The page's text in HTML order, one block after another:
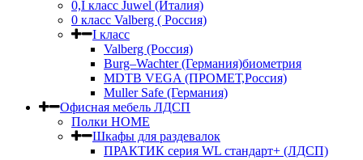
0,I класс Juwel (Италия)
0 класс Valberg ( Россия)
I класс
Valberg (Россия)
Burg–Wachter (Германия)биометрия
MDTB VEGA (ПРОМЕТ,Россия)
Muller Safe (Германия)
Офисная мебель ЛДСП
Полки HOME
Шкафы для раздевалок
ПРАКТИК серия WL стандарт+ (ЛДСП)